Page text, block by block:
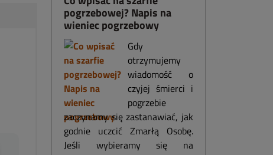
pogrzebowej? Napis na
wieniec pogrzebowy
Gdy
otrzymujemy
wiadomość o
czyjej śmierci i
pogrzebie
zaczynamy się zastanawiać, jak
godnie uczcić Zmarłą Osobę.
Jeśli wybieramy się na